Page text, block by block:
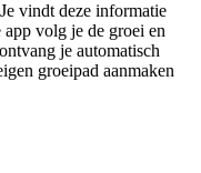
vindt deze informatie
app volg je de groei en
je automatisch
groeipad aanmaken